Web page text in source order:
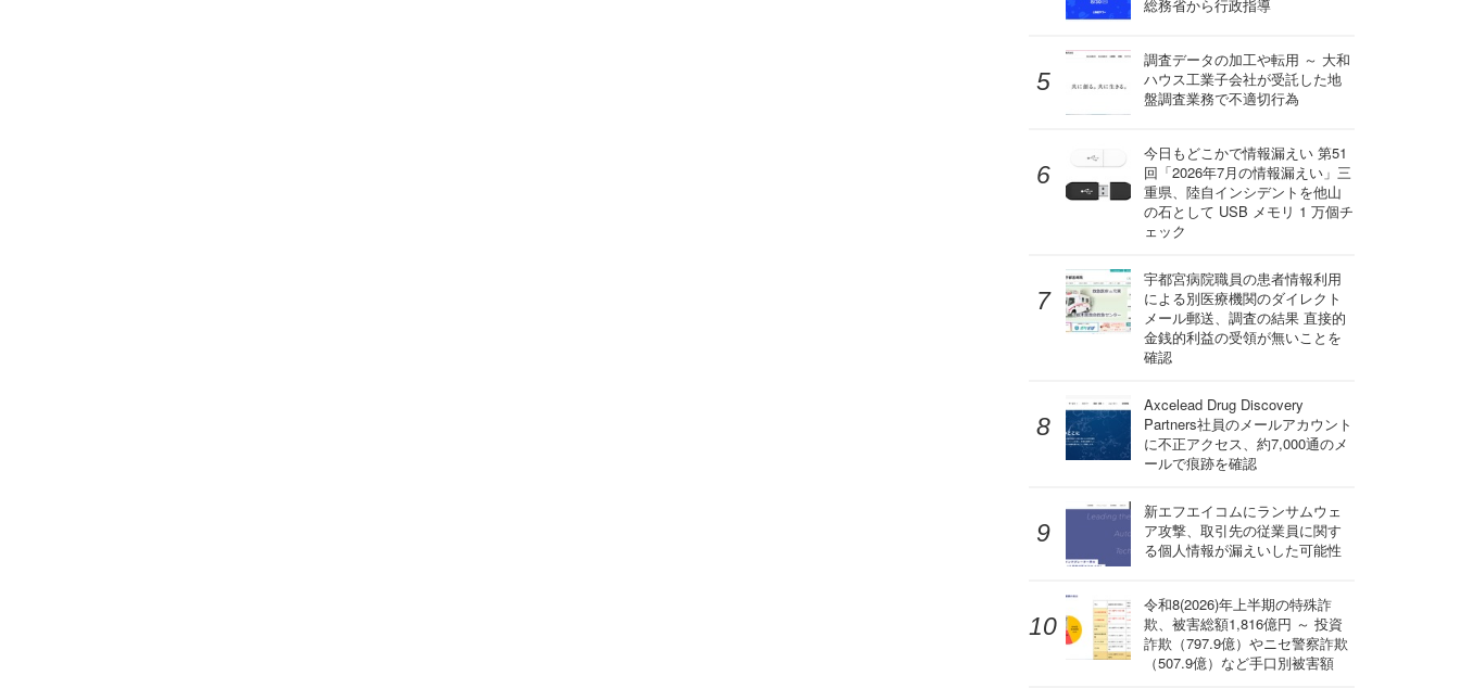
総務省から行政指導
調査データの加工や転用 ～ 大和
ハウス工業子会社が受託した地
盤調査業務で不適切行為
今日もどこかで情報漏えい 第51
回「2026年7月の情報漏えい」三
重県、陸自インシデントを他山
の石として USB メモリ 1 万個チ
ェック
宇都宮病院職員の患者情報利用
による別医療機関のダイレクト
メール郵送、調査の結果 直接的
金銭的利益の受領が無いことを
確認
Axcelead Drug Discovery
Partners社員のメールアカウント
に不正アクセス、約7,000通のメ
ールで痕跡を確認
新エフエイコムにランサムウェ
ア攻撃、取引先の従業員に関す
る個人情報が漏えいした可能性
令和8(2026)年上半期の特殊詐
欺、被害総額1,816億円 ～ 投資
詐欺（797.9億）やニセ警察詐欺
（507.9億）など手口別被害額